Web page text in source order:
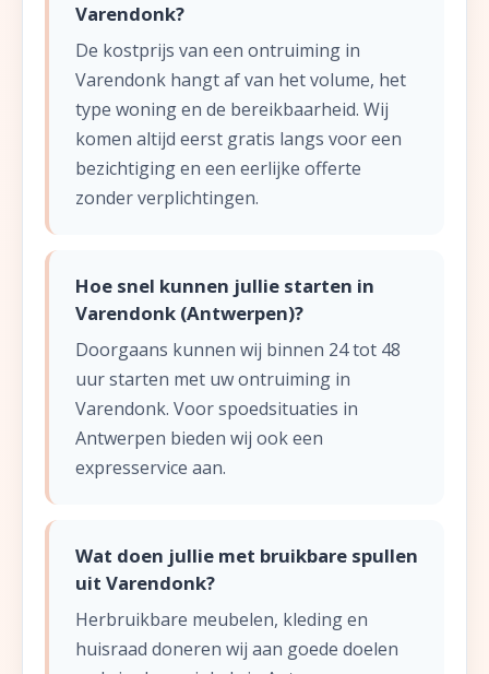
Varendonk?
De kostprijs van een ontruiming in
Varendonk hangt af van het volume, het
type woning en de bereikbaarheid. Wij
komen altijd eerst gratis langs voor een
bezichtiging en een eerlijke offerte
zonder verplichtingen.
Hoe snel kunnen jullie starten in
Varendonk (Antwerpen)?
Doorgaans kunnen wij binnen 24 tot 48
uur starten met uw ontruiming in
Varendonk. Voor spoedsituaties in
Antwerpen bieden wij ook een
expresservice aan.
Wat doen jullie met bruikbare spullen
uit Varendonk?
Herbruikbare meubelen, kleding en
huisraad doneren wij aan goede doelen